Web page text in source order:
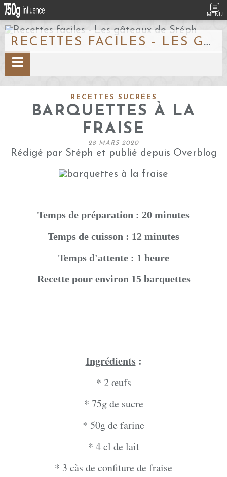
MENU
RECETTES FACILES - LES GÂTEAUX DE STÉPH
RECETTES SUCRÉES
BARQUETTES À LA
FRAISE
28 MARS 2020
Rédigé par Stéph et publié depuis Overblog
Temps de préparation : 20 minutes
Temps de cuisson : 12 minutes
Temps d'attente : 1 heure
Recette pour environ 15 barquettes
Ingrédients:
* 2 œufs
* 75g de sucre
* 50g de farine
* 4 cl de lait
* 3 càs de confiture de fraise